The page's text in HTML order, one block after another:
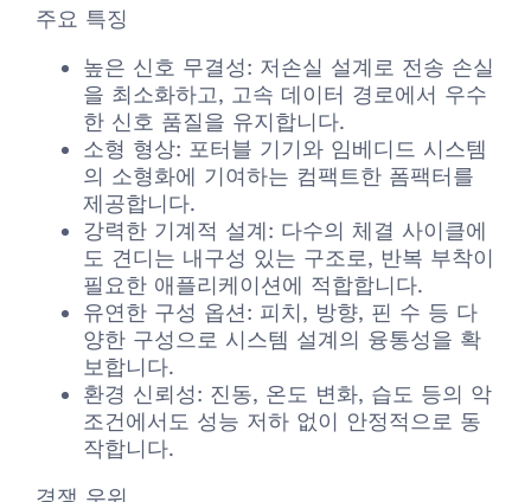
주요 특징
높은 신호 무결성: 저손실 설계로 전송 손실
을 최소화하고, 고속 데이터 경로에서 우수
한 신호 품질을 유지합니다.
소형 형상: 포터블 기기와 임베디드 시스템
의 소형화에 기여하는 컴팩트한 폼팩터를
제공합니다.
강력한 기계적 설계: 다수의 체결 사이클에
도 견디는 내구성 있는 구조로, 반복 부착이
필요한 애플리케이션에 적합합니다.
유연한 구성 옵션: 피치, 방향, 핀 수 등 다
양한 구성으로 시스템 설계의 융통성을 확
보합니다.
환경 신뢰성: 진동, 온도 변화, 습도 등의 악
조건에서도 성능 저하 없이 안정적으로 동
작합니다.
경쟁 우위